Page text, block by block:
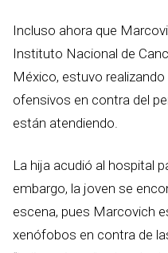
Incluso ahora que
Instituto Nacional de
México, estuvo
ofensivos en contra del
están atendiendo.
La hija acudió al hospital
embargo, la joven se
escena, pues Marcovich
xenófobos en contra de